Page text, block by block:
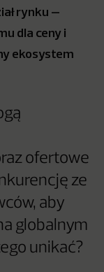
rynku –
dla ceny i
ekosystem
ofertowe
ze
aby
globalnym
unikać?